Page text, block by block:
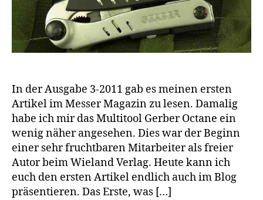
In der Ausgabe 3-2011 gab es meinen ersten
Artikel im Messer Magazin zu lesen. Damalig
habe ich mir das Multitool Gerber Octane ein
wenig näher angesehen. Dies war der Beginn
einer sehr fruchtbaren Mitarbeiter als freier
Autor beim Wieland Verlag. Heute kann ich
euch den ersten Artikel endlich auch im Blog
präsentieren. Das Erste, was […]